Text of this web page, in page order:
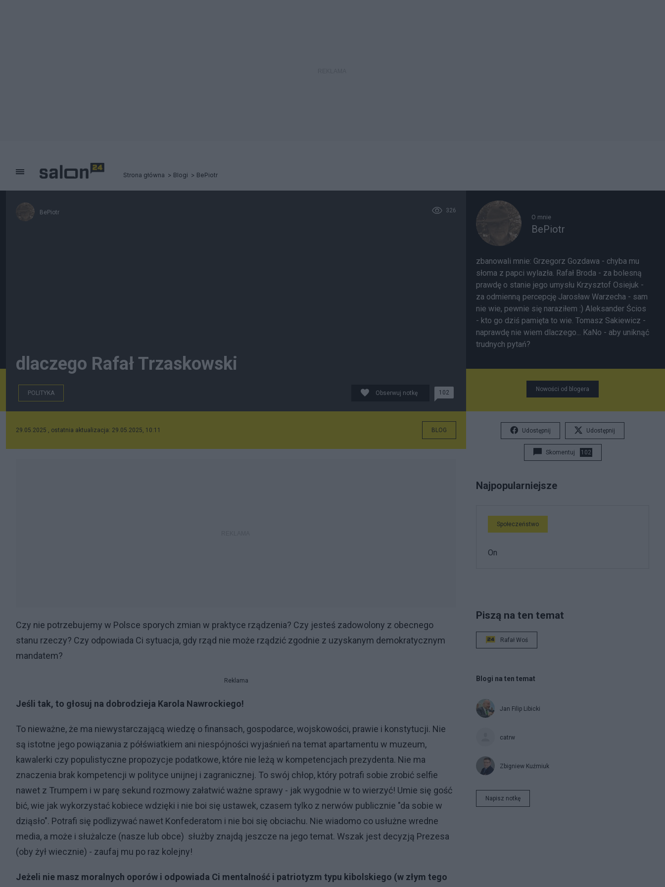
Strona główna Blogi BePiotr
BePiotr 326
dlaczego Rafał Trzaskowski
POLITYKA Obserwuj notkę 102
29.05.2025 , ostatnia aktualizacja: 29.05.2025, 10:11 BLOG
Czy nie potrzebujemy w Polsce sporych zmian w praktyce rządzenia? Czy jesteś zadowolony z obecnego
stanu rzeczy? Czy odpowiada Ci sytuacja, gdy rząd nie może rządzić zgodnie z uzyskanym demokratycznym
mandatem?
Reklama
Jeśli tak, to głosuj na dobrodzieja Karola Nawrockiego!
To nieważne, że ma niewystarczającą wiedzę o finansach, gospodarce, wojskowości, prawie i konstytucji. Nie
są istotne jego powiązania z półświatkiem ani niespójności wyjaśnień na temat apartamentu w muzeum,
kawalerki czy populistyczne propozycje podatkowe, które nie leżą w kompetencjach prezydenta. Nie ma
znaczenia brak kompetencji w polityce unijnej i zagranicznej. To swój chłop, który potrafi sobie zrobić selfie
nawet z Trumpem i w parę sekund rozmowy załatwić ważne sprawy - jak wygodnie w to wierzyć! Umie się gość
bić, wie jak wykorzystać kobiece wdzięki i nie boi się ustawek, czasem tylko z nerwów publicznie "da sobie w
dziąsło". Potrafi się podlizywać nawet Konfederatom i nie boi się obciachu. Nie wiadomo co usłużne wredne
media, a może i służalcze (nasze lub obce) służby znajdą jeszcze na jego temat. Wszak jest decyzją Prezesa
(oby żył wiecznie) - zaufaj mu po raz kolejny!
Jeżeli nie masz moralnych oporów i odpowiada Ci mentalność i patriotyzm typu kibolskiego (w złym tego
O mnie
BePiotr
zbanowali mnie: Grzegorz Gozdawa - chyba mu
słoma z papci wylazła. Rafał Broda - za bolesną
prawdę o stanie jego umysłu Krzysztof Osiejuk -
za odmienną percepcję Jarosław Warzecha - sam
nie wie, pewnie się naraziłem :) Aleksander Ścios
- kto go dziś pamięta to wie. Tomasz Sakiewicz -
naprawdę nie wiem dlaczego... KaNo - aby uniknąć
trudnych pytań?
Nowości od blogera
Udostępnij Udostępnij
Skomentuj 102
Najpopularniejsze
Społeczeństwo
On
Piszą na ten temat
Rafał Woś
Blogi na ten temat
Jan Filip Libicki
catrw
Zbigniew Kuźmiuk
Napisz notkę